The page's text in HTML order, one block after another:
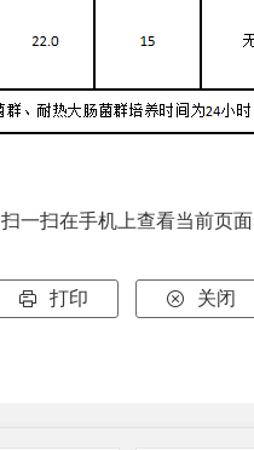
扫一扫在手机上查看当前页面
 打印  关闭